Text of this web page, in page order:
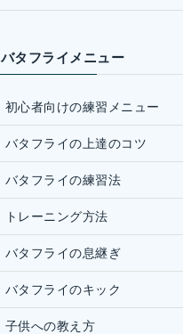
バタフライメニュー
初心者向けの練習メニュー
バタフライの上達のコツ
バタフライの練習法
トレーニング方法
バタフライの息継ぎ
バタフライのキック
子供への教え方